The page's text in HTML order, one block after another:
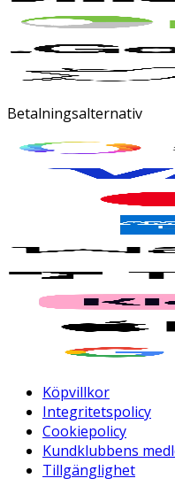
Betalningsalternativ
Köpvillkor
Integritetspolicy
Cookiepolicy
Kundklubbens
Tillgänglighet